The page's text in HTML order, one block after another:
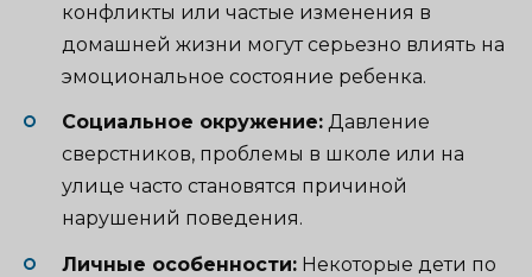
конфликты или частые изменения в
домашней жизни могут серьезно влиять на
эмоциональное состояние ребенка.
Социальное окружение: Давление
сверстников, проблемы в школе или на
улице часто становятся причиной
нарушений поведения.
Личные особенности: Некоторые дети по